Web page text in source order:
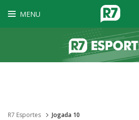
MENU
R7 Esportes Jogada 10